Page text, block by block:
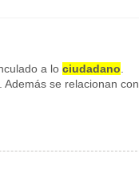
a lo ciudadano
se relacionan con